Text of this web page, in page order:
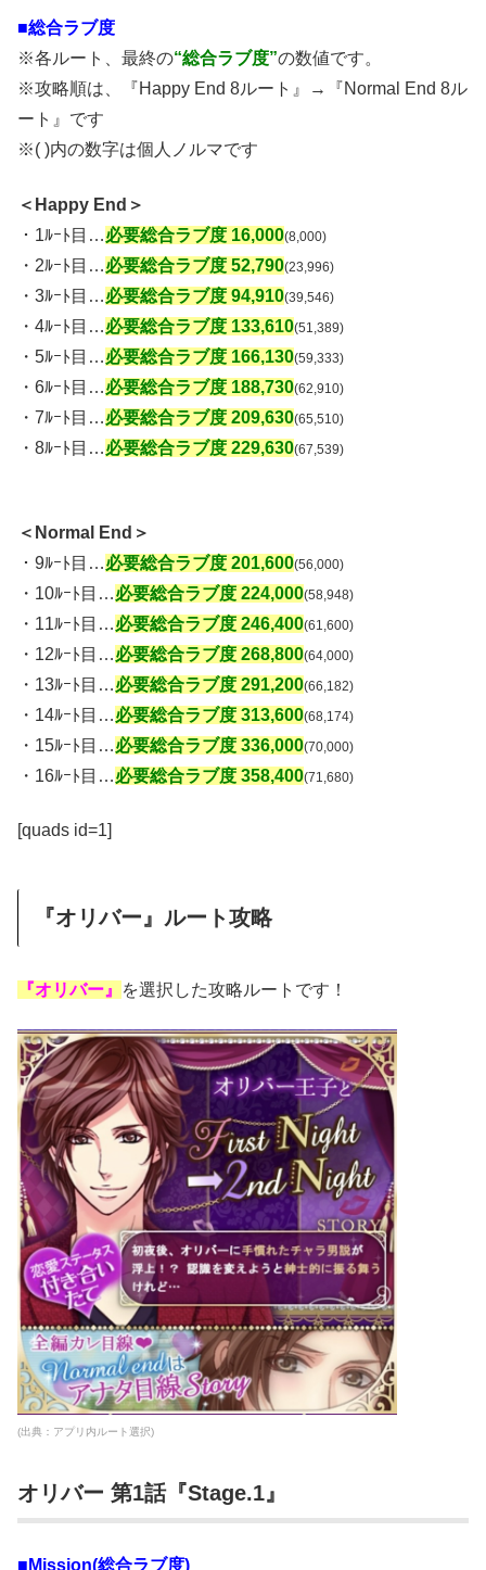
■総合ラブ度
※各ルート、最終の“総合ラブ度”の数値です。
※攻略順は、『Happy End 8ルート』→『Normal End 8ル
ート』です
※( )内の数字は個人ノルマです
＜Happy End＞
・1ﾙｰﾄ目…必要総合ラブ度 16,000(8,000)
・2ﾙｰﾄ目…必要総合ラブ度 52,790(23,996)
・3ﾙｰﾄ目…必要総合ラブ度 94,910(39,546)
・4ﾙｰﾄ目…必要総合ラブ度 133,610(51,389)
・5ﾙｰﾄ目…必要総合ラブ度 166,130(59,333)
・6ﾙｰﾄ目…必要総合ラブ度 188,730(62,910)
・7ﾙｰﾄ目…必要総合ラブ度 209,630(65,510)
・8ﾙｰﾄ目…必要総合ラブ度 229,630(67,539)
＜Normal End＞
・9ﾙｰﾄ目…必要総合ラブ度 201,600(56,000)
・10ﾙｰﾄ目…必要総合ラブ度 224,000(58,948)
・11ﾙｰﾄ目…必要総合ラブ度 246,400(61,600)
・12ﾙｰﾄ目…必要総合ラブ度 268,800(64,000)
・13ﾙｰﾄ目…必要総合ラブ度 291,200(66,182)
・14ﾙｰﾄ目…必要総合ラブ度 313,600(68,174)
・15ﾙｰﾄ目…必要総合ラブ度 336,000(70,000)
・16ﾙｰﾄ目…必要総合ラブ度 358,400(71,680)
[quads id=1]
『オリバー』ルート攻略
『オリバー』 を選択した攻略ルートです！
(出典：アプリ内ルート選択)
オリバー 第1話『Stage.1』
■Mission(総合ラブ度)